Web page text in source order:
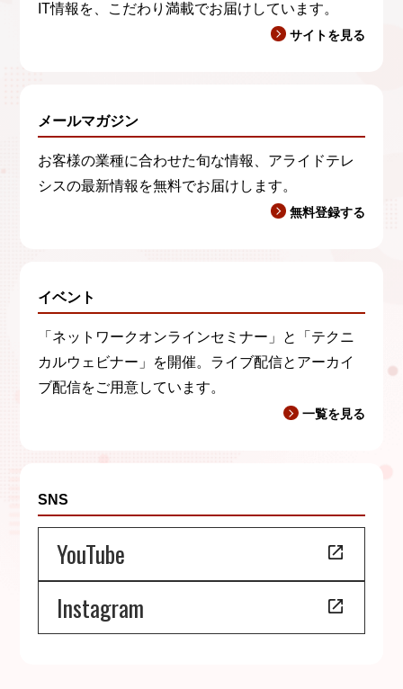
IT情報を、こだわり満載でお届けしています。
サイトを見る
メールマガジン
お客様の業種に合わせた旬な情報、アライドテレ
シスの最新情報を無料でお届けします。
無料登録する
イベント
「ネットワークオンラインセミナー」と「テクニ
カルウェビナー」を開催。ライブ配信とアーカイ
ブ配信をご用意しています。
一覧を見る
SNS
YouTube
Instagram